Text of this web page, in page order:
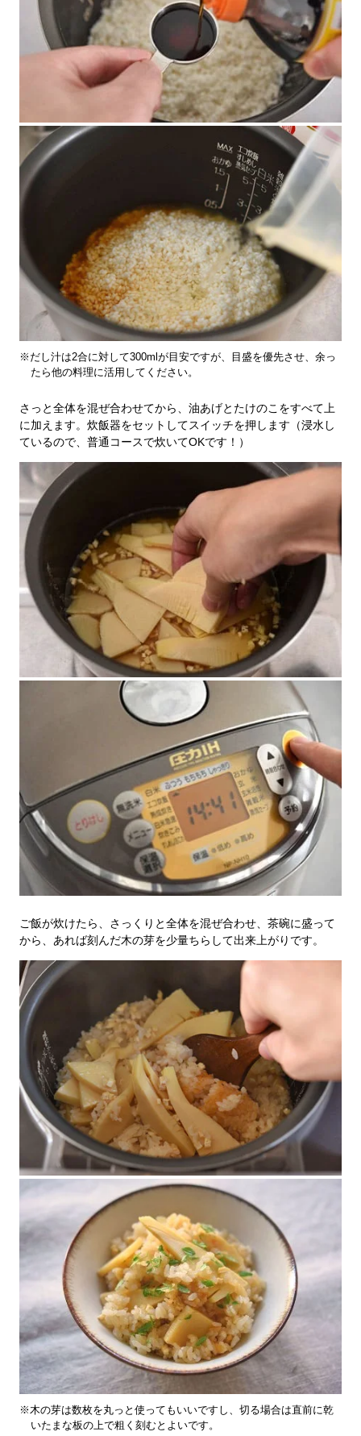
※だし汁は2合に対して300mlが目安ですが、目盛を優先させ、余っ
たら他の料理に活用してください。
さっと全体を混ぜ合わせてから、油あげとたけのこをすべて上
に加えます。炊飯器をセットしてスイッチを押します（浸水し
ているので、普通コースで炊いてOKです！）
ご飯が炊けたら、さっくりと全体を混ぜ合わせ、茶碗に盛って
から、あれば刻んだ木の芽を少量ちらして出来上がりです。
※木の芽は数枚を丸っと使ってもいいですし、切る場合は直前に乾
いたまな板の上で粗く刻むとよいです。